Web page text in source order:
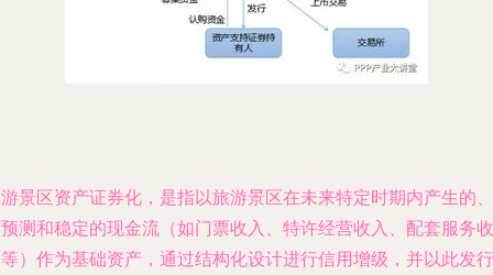
景区资产证券化，是指以旅游景区在未来特定时期内产生的、
测和稳定的现金流（如门票收入、特许经营收入、配套服务收
）作为基础资产，通过结构化设计进行信用增级，并以此发行